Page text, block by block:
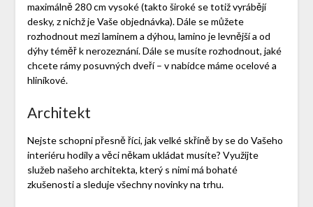
maximálně 280 cm vysoké (takto široké se totiž vyrábějí
desky, z nichž je Vaše objednávka). Dále se můžete
rozhodnout mezi laminem a dýhou, lamino je levnější a od
dýhy téměř k nerozeznání. Dále se musíte rozhodnout, jaké
chcete rámy posuvných dveří – v nabídce máme ocelové a
hliníkové.
Architekt
Nejste schopni přesně říci, jak velké skříněby se do Vašeho
interiéru hodily a věci někam ukládat musíte? Využijte
služeb našeho architekta, který s nimi má bohaté
zkušenosti a sleduje všechny novinky na trhu.